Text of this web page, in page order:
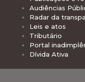
Audiências
Radar da
Leis e atos
Tributário
Portal
Dívida Ativa